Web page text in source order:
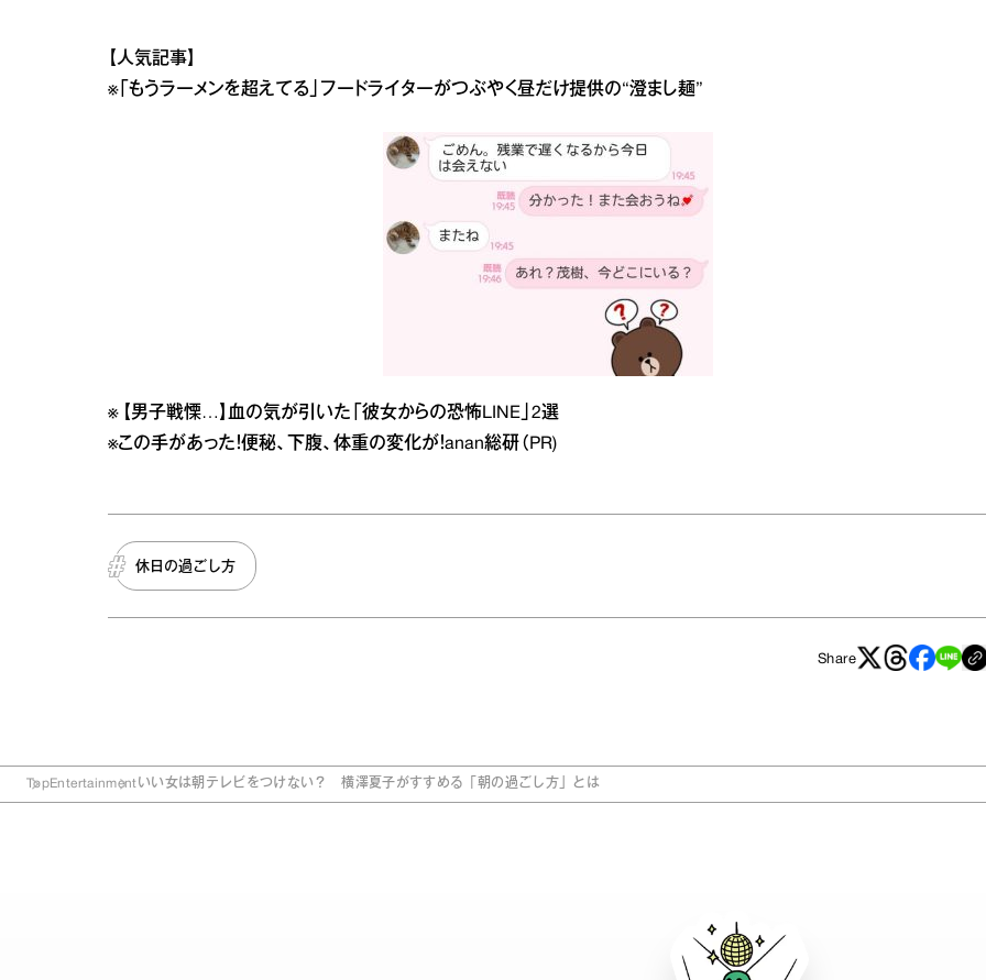
【人気記事】
※「もうラーメンを超えてる」フードライターがつぶやく昼だけ提供の“澄まし麺”
※ 【男子戦慄…】血の気が引いた「彼女からの恐怖LINE」2選
※この手があった！便秘、下腹、体重の変化が！anan総研（PR)
休日の過ごし方
Share
TopEntertainmentいい女は朝テレビをつけない？ 横澤夏子がすすめる「朝の過ごし方」とは